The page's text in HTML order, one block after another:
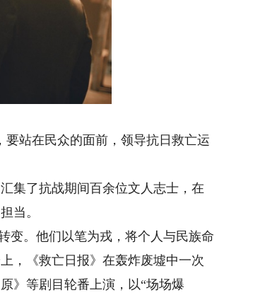
站在民众的面前，领导抗日救亡运
了抗战期间百余位文人志士，在
当。
。他们以笔为戎，将个人与民族命
，《救亡日报》在轰炸废墟中一次
》等剧目轮番上演，以“场场爆